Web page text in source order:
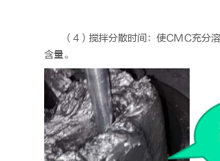
（4）搅拌分散时间：使CMC充分
含量。